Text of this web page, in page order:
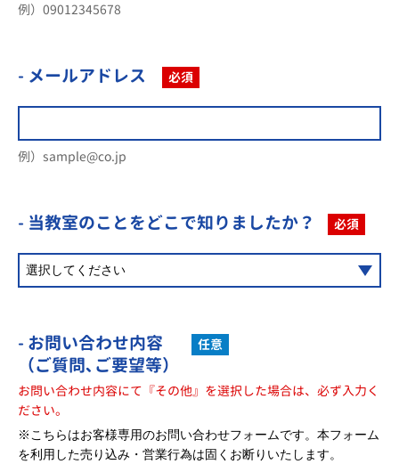
例）09012345678
- メールアドレス 必須
例）sample@co.jp
- 当教室のことをどこで知りましたか？ 必須
- お問い合わせ内容
（ご質問､ご要望等）
任意
お問い合わせ内容にて『その他』を選択した場合は、必ず入力く
ださい。
※こちらはお客様専用のお問い合わせフォームです。本フォーム
を利用した売り込み・営業行為は固くお断りいたします。